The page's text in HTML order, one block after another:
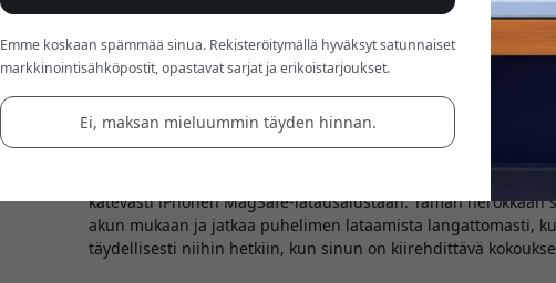
Apr 02, 2024
virralla niin työpöydällä kuin matkallakin. Tämä valkoinen
joka muistuttaa suoraan Star Trekistä, ja se on silmiinpistävä
kätevästi iPhonen MagSafe-latausalustaan. Tämän
akun mukaan ja jatkaa puhelimen lataamista langattomasti,
täydellisesti niihin hetkiin, kun sinun on kiirehdittävä
Emme koskaan spämmää sinua. Rekisteröitymällä hyväksyt satunnaiset
markkinointisähköpostit, opastavat sarjat ja erikoistarjoukset.
Ei, maksan mieluummin täyden hinnan.